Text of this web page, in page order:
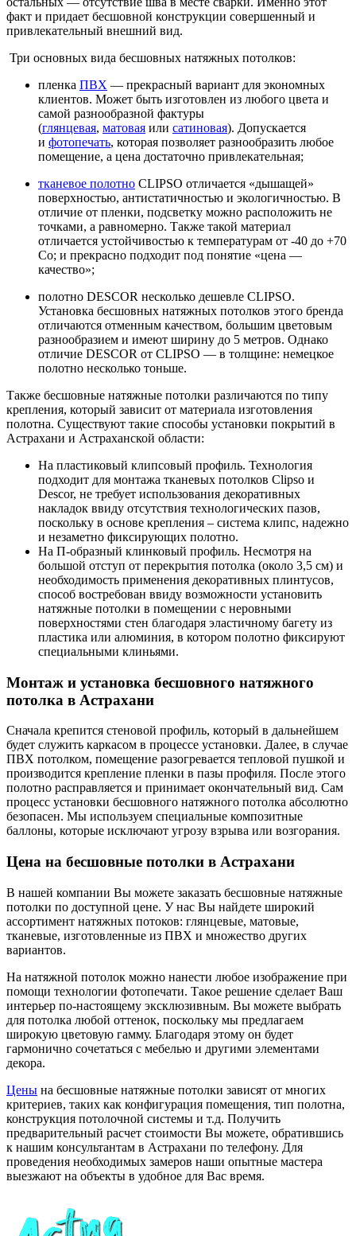
факт и придает бесшовной конструкции совершенный и
привлекательный внешний вид.
Три основных вида бесшовных натяжных потолков:
пленка ПВХ — прекрасный вариант для экономных
клиентов. Может быть изготовлен из любого цвета и
самой разнообразной фактуры
(глянцевая, матовая или сатиновая). Допускается
и фотопечать, которая позволяет разнообразить любое
помещение, а цена достаточно привлекательная;
тканевое полотно CLIPSO отличается «дышащей»
поверхностью, антистатичностью и экологичностью. В
отличие от пленки, подсветку можно расположить не
точками, а равномерно. Также такой материал
отличается устойчивостью к температурам от -40 до +70
Со; и прекрасно подходит под понятие «цена —
качество»;
полотно DESCOR несколько дешевле CLIPSO.
Установка бесшовных натяжных потолков этого бренда
отличаются отменным качеством, большим цветовым
разнообразием и имеют ширину до 5 метров. Однако
отличие DESCOR от CLIPSO — в толщине: немецкое
полотно несколько тоньше.
Также бесшовные натяжные потолки различаются по типу
крепления, который зависит от материала изготовления
полотна. Существуют такие способы установки покрытий в
Астрахани и Астраханской области:
На пластиковый клипсовый профиль. Технология
подходит для монтажа тканевых потолков Clipso и
Descor, не требует использования декоративных
накладок ввиду отсутствия технологических пазов,
поскольку в основе крепления – система клипс, надежно
и незаметно фиксирующих полотно.
На П-образный клинковый профиль. Несмотря на
большой отступ от перекрытия потолка (около 3,5 см) и
необходимость применения декоративных плинтусов,
способ востребован ввиду возможности установить
натяжные потолки в помещении с неровными
поверхностями стен благодаря эластичному багету из
пластика или алюминия, в котором полотно фиксируют
специальными клиньями.
Монтаж и установка бесшовного натяжного
потолка в Астрахани
Сначала крепится стеновой профиль, который в дальнейшем
будет служить каркасом в процессе установки. Далее, в случае
ПВХ потолком, помещение разогревается тепловой пушкой и
производится крепление пленки в пазы профиля. После этого
полотно расправляется и принимает окончательный вид. Сам
процесс установки бесшовного натяжного потолка абсолютно
безопасен. Мы используем специальные композитные
баллоны, которые исключают угрозу взрыва или возгорания.
Цена на бесшовные потолки в Астрахани
В нашей компании Вы можете заказать бесшовные натяжные
потолки по доступной цене. У нас Вы найдете широкий
ассортимент натяжных потоков: глянцевые, матовые,
тканевые, изготовленные из ПВХ и множество других
вариантов.
На натяжной потолок можно нанести любое изображение при
помощи технологии фотопечати. Такое решение сделает Ваш
интерьер по-настоящему эксклюзивным. Вы можете выбрать
для потолка любой оттенок, поскольку мы предлагаем
широкую цветовую гамму. Благодаря этому он будет
гармонично сочетаться с мебелью и другими элементами
декора.
Цены на бесшовные натяжные потолки зависят от многих
критериев, таких как конфигурация помещения, тип полотна,
конструкция потолочной системы и т.д. Получить
предварительный расчет стоимости Вы можете, обратившись
к нашим консультантам в Астрахани по телефону. Для
проведения необходимых замеров наши опытные мастера
выезжают на объекты в удобное для Вас время.